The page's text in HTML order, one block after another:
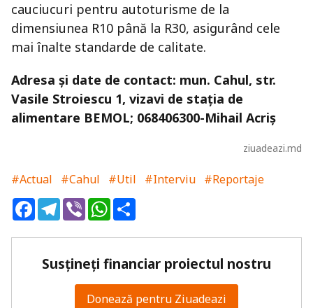
cauciucuri pentru autoturisme de la
dimensiunea R10 până la R30, asigurând cele
mai înalte standarde de calitate.
Adresa și date de contact: mun. Cahul, str.
Vasile Stroiescu 1, vizavi de stația de
alimentare BEMOL; 068406300-Mihail Acriș
ziuadeazi.md
#Actual #Cahul #Util #Interviu #Reportaje
FacebookTelegram
ViberWhatsApp
Susțineți financiar proiectul nostru
Donează pentru Ziuadeazi